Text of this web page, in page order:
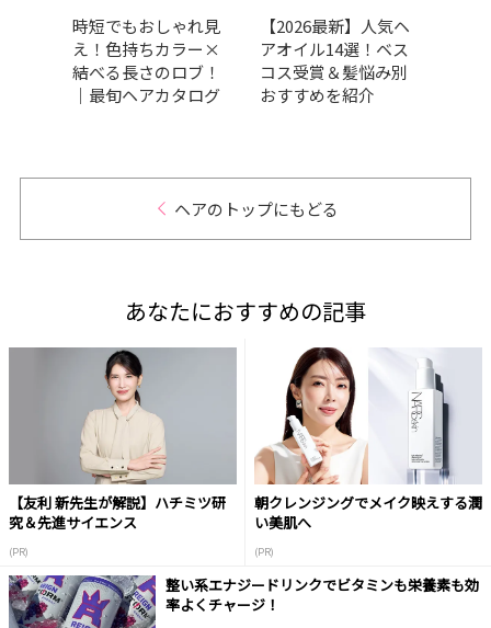
時短でもおしゃれ見
え！色持ちカラー×
結べる長さのロブ！
｜最旬ヘアカタログ
【2026最新】人気ヘ
アオイル14選！ベス
コス受賞＆髪悩み別
おすすめを紹介
ヘアのトップにもどる
あなたにおすすめの記事
【友利 新先生が解説】ハチミツ研
究＆先進サイエンス
(PR)
朝クレンジングでメイク映えする潤
い美肌へ
(PR)
整い系エナジードリンクでビタミンも栄養素も効
率よくチャージ！